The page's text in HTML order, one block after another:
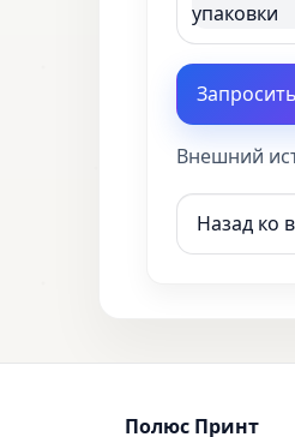
Внешний
Назад ко
Полюс Принт